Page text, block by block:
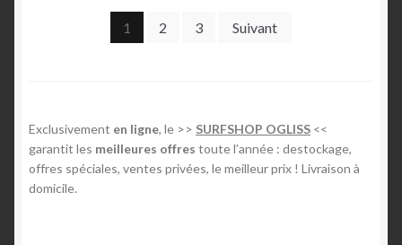
l
d
i
i
n
a
1 2 3 Suivant
Exclusivement en ligne, le >> SURFSHOP OGLISS <<
garantit les meilleures offres toute l’année : destockage,
offres spéciales, ventes privées, le meilleur prix ! Livraison à
domicile.